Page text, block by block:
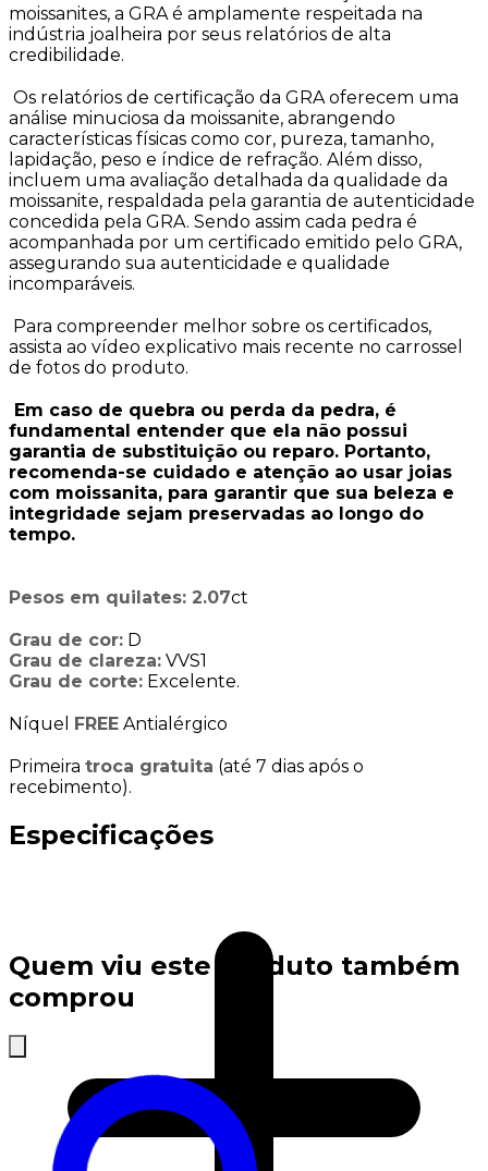
moissanites, a GRA é amplamente respeitada na
indústria joalheira por seus relatórios de alta
credibilidade.
Os relatórios de certificação da GRA oferecem uma
análise minuciosa da moissanite, abrangendo
características físicas como cor, pureza, tamanho,
lapidação, peso e índice de refração. Além disso,
incluem uma avaliação detalhada da qualidade da
moissanite, respaldada pela garantia de autenticidade
concedida pela GRA. Sendo assim cada pedra é
acompanhada por um certificado emitido pelo GRA,
assegurando sua autenticidade e qualidade
incomparáveis.
Para compreender melhor sobre os certificados,
assista ao vídeo explicativo mais recente no carrossel
de fotos do produto.
Em caso de quebra ou perda da pedra, é
fundamental entender que ela não possui
garantia de substituição ou reparo. Portanto,
recomenda-se cuidado e atenção ao usar joias
com moissanita, para garantir que sua beleza e
integridade sejam preservadas ao longo do
tempo.
Pesos em quilates: 2.07ct
Grau de cor: D
Grau de clareza: VVS1
Grau de corte: Excelente.
Níquel FREE Antialérgico
Primeira troca gratuita (até 7 dias após o
recebimento).
Especificações
Quem viu este produto também
comprou